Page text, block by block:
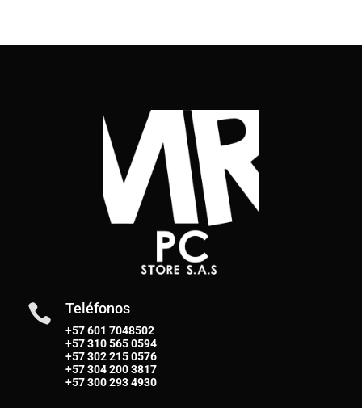
 Teléfonos
+57 601 7048502
+57310 565 0594
+57302 215 0576
+57304 200 3817
+57300 293 4930